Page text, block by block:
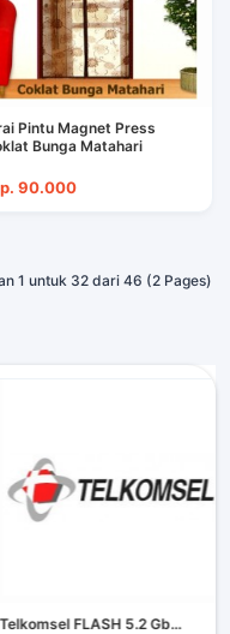
Pintu Magnet Press
Bunga Matahari
90.000
1 untuk 32 dari 46 (2 Pages)
FLASH 5.2 Gb...